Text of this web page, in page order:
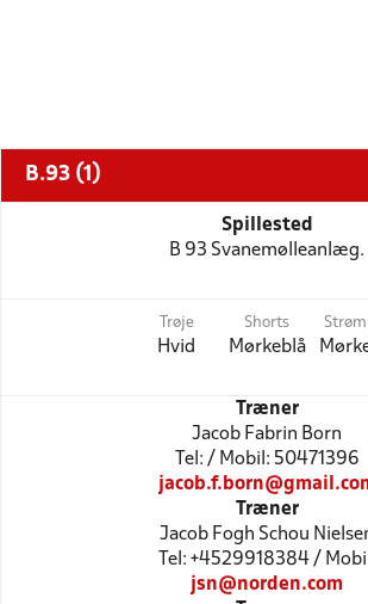
B.93 (1)
Spillested
B 93 Svanemølleanlæg.
Trøje
Hvid
Shorts
Mørkeblå
Træner
Jacob Fabrin Born
Tel: / Mobil: 50471396
Træner
Jacob Fogh Schou
Tel: +4529918384 /
jsn@norden.com